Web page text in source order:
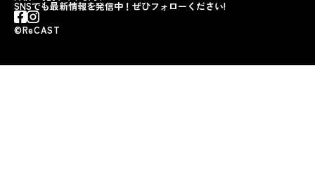
SNSでも最新情報を発信中！ぜひフォローください!
©︎ReCAST